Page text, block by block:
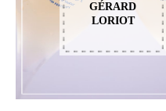
GÉRARD
LORIOT